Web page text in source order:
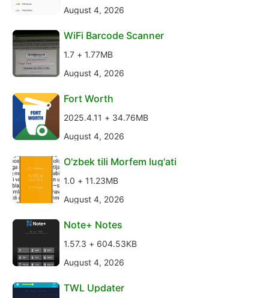
August 4, 2026
WiFi Barcode Scanner
1.7 + 1.77MB
August 4, 2026
Fort Worth
2025.4.11 + 34.76MB
August 4, 2026
O'zbek tili Morfem lug'ati
1.0 + 11.23MB
August 4, 2026
Note+ Notes
1.57.3 + 604.53KB
August 4, 2026
TWL Updater